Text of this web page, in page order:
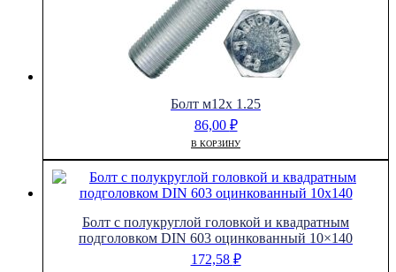
Болт м12х 1.25
86,00 ₽
В КОРЗИНУ
Болт с полукруглой головкой и квадратным
подголовком DIN 603 оцинкованный 10×140
172,58 ₽